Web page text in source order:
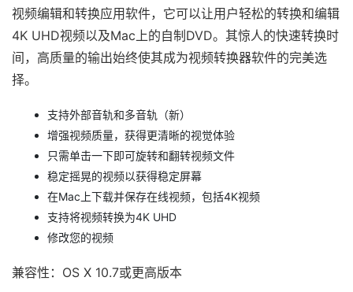
视频编辑和转换应用软件，它可以让用户轻松的转换和编辑
4K UHD视频以及Mac上的自制DVD。其惊人的快速转换时
间，高质量的输出始终使其成为视频转换器软件的完美选
择。
支持外部音轨和多音轨（新）
增强视频质量，获得更清晰的视觉体验
只需单击一下即可旋转和翻转视频文件
稳定摇晃的视频以获得稳定屏幕
在Mac上下载并保存在线视频，包括4K视频
支持将视频转换为4K UHD
修改您的视频
兼容性：OS X 10.7或更高版本